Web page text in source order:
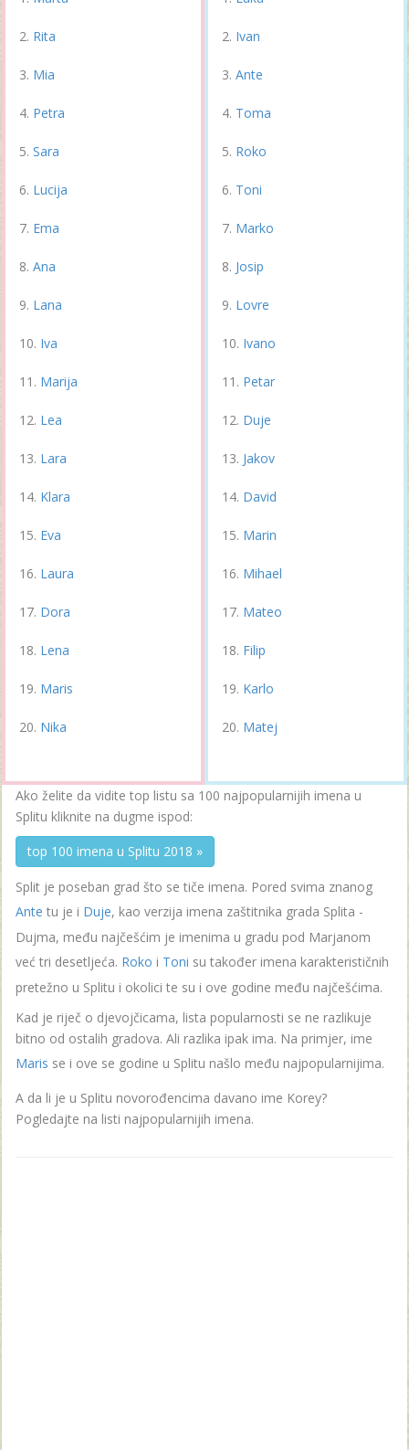
Rita
Mia
Petra
Sara
Lucija
Ema
Ana
Lana
Iva
Marija
Lea
Lara
Klara
Eva
Laura
Dora
Lena
Maris
Nika
Ivan
Ante
Toma
Roko
Toni
Marko
Josip
Lovre
Ivano
Petar
Duje
Jakov
David
Marin
Mihael
Mateo
Filip
Karlo
Matej
Ako želite da vidite top listu sa 100 najpopularnijih imena u
Splitu kliknite na dugme ispod:
top 100 imena u Splitu 2018 »
Split je poseban grad što se tiče imena. Pored svima znanog
Ante tu je i Duje, kao verzija imena zaštitnika grada Splita -
Dujma, među najčešćim je imenima u gradu pod Marjanom
već tri desetljeća. Roko i Toni su također imena karakterističnih
pretežno u Splitu i okolici te su i ove godine među najčešćima.
Kad je riječ o djevojčicama, lista popularnosti se ne razlikuje
bitno od ostalih gradova. Ali razlika ipak ima. Na primjer, ime
Maris se i ove se godine u Splitu našlo među najpopularnijima.
A da li je u Splitu novorođencima davano ime Korey?
Pogledajte na listi najpopularnijih imena.